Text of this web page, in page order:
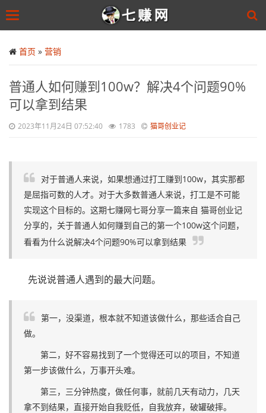
to
main
Toggle
首页 » 营销
​普通人如何赚到100w？解决4个问题90%
可以拿到结果
2023年11月24日 07:52:40 1783 猫哥创业记
对于普通人来说，如果想通过打工赚到100w，其实那都
是屈指可数的人才。对于大多数普通人来说，打工是不可能
实现这个目标的。这期七赚网七哥分享一篇来自 猫哥创业记
分享的，关于普通人如何赚到自己的第一个100w这个问题，
看看为什么说解决4个问题90%可以拿到结果
先说说普通人遇到的最大问题。
第一，没渠道，根本就不知道该做什么，那些适合自己
做。
第二，好不容易找到了一个觉得还可以的项目，不知道
第一步该做什么，万事开头难。
第三，三分钟热度，做任何事，就前几天有动力，几天
拿不到结果，直接开始自我贬低，自我放弃，破罐破摔。